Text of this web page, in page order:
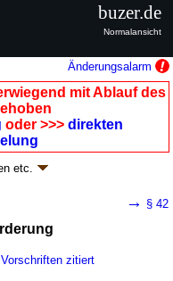
Änderungsalarm
mit Ablauf des
oder >>> direkten
etc.
/ Begründung
→ § 42
zitiert
buzer.de
Normalansicht